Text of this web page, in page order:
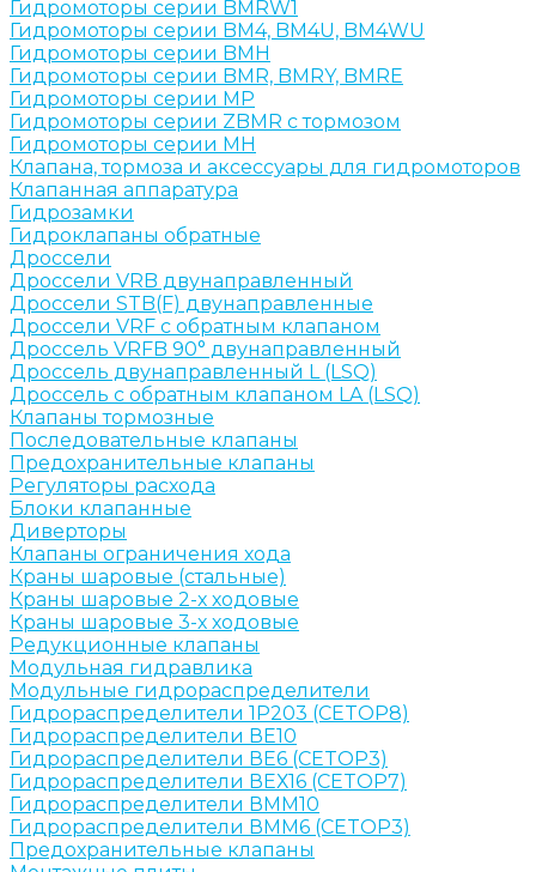
Гидромоторы серии BMRW1
Гидромоторы серии BМ4, BM4U, BМ4WU
Гидромоторы серии BМH
Гидромоторы серии BМR, BMRY, BМRE
Гидромоторы серии MP
Гидромоторы серии ZBMR с тормозом
Гидромоторы серии МH
Клапана, тормоза и аксессуары для гидромоторов
Клапанная аппаратура
Гидрозамки
Гидроклапаны обратные
Дроссели
Дроссели VRB двунаправленный
Дроссели STB(F) двунаправленные
Дроссели VRF с обратным клапаном
Дроссель VRFB 90° двунаправленный
Дроссель двунаправленный L (LSQ)
Дроссель с обратным клапаном LA (LSQ)
Клапаны тормозные
Последовательные клапаны
Предохранительные клапаны
Регуляторы расхода
Блоки клапанные
Диверторы
Клапаны ограничения хода
Краны шаровые (стальные)
Краны шаровые 2-х ходовые
Краны шаровые 3-х ходовые
Редукционные клапаны
Модульная гидравлика
Модульные гидрораспределители
Гидрораспределители 1Р203 (CETOP8)
Гидрораспределители ВЕ10
Гидрораспределители ВЕ6 (CETOP3)
Гидрораспределители ВЕХ16 (CETOP7)
Гидрораспределители ВММ10
Гидрораспределители ВММ6 (CETOP3)
Предохранительные клапаны